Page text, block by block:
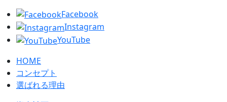
Facebook
Instagram
YouTube
HOME
コンセプト
選ばれる理由